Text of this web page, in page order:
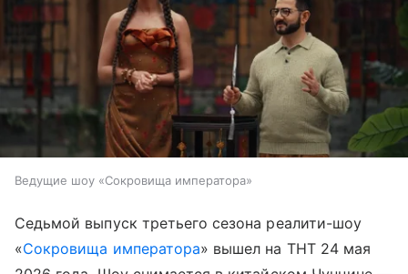
Ведущие шоу «Сокровища императора»
Седьмой выпуск третьего сезона реалити-шоу
«Сокровища императора» вышел на ТНТ 24 мая